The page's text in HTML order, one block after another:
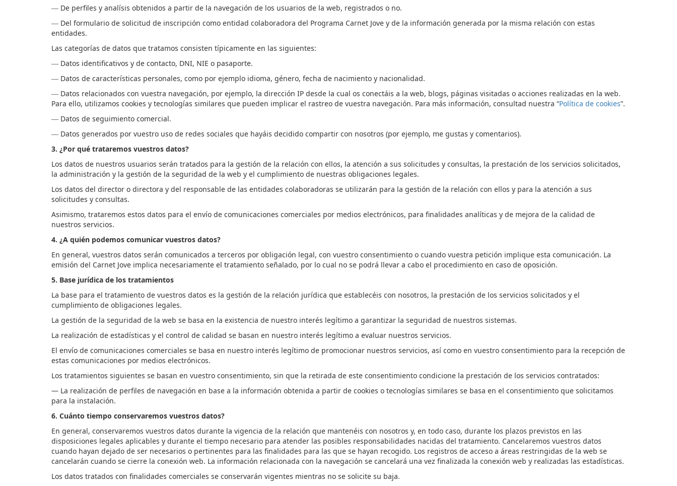
— De perfiles y analísis obtenidos a partir de la navegación de los usuarios de la web, registrados o no.
— Del formulario de solicitud de inscripción como entidad colaboradora del Programa Carnet Jove y de la información generada por la misma relación con estas
entidades.
Las categorías de datos que tratamos consisten típicamente en las siguientes:
— Datos identificativos y de contacto, DNI, NIE o pasaporte.
— Datos de características personales, como por ejemplo idioma, género, fecha de nacimiento y nacionalidad.
— Datos relacionados con vuestra navegación, por ejemplo, la dirección IP desde la cual os conectáis a la web, blogs, páginas visitadas o acciones realizadas en la web.
Para ello, utilizamos cookies y tecnologías similares que pueden implicar el rastreo de vuestra navegación. Para más información, consultad nuestra “Política de cookies”.
— Datos de seguimiento comercial.
— Datos generados por vuestro uso de redes sociales que hayáis decidido compartir con nosotros (por ejemplo, me gustas y comentarios).
3. ¿Por qué trataremos vuestros datos?
Los datos de nuestros usuarios serán tratados para la gestión de la relación con ellos, la atención a sus solicitudes y consultas, la prestación de los servicios solicitados,
la administración y la gestión de la seguridad de la web y el cumplimiento de nuestras obligaciones legales.
Los datos del director o directora y del responsable de las entidades colaboradoras se utilizarán para la gestión de la relación con ellos y para la atención a sus
solicitudes y consultas.
Asimismo, trataremos estos datos para el envío de comunicaciones comerciales por medios electrónicos, para finalidades analíticas y de mejora de la calidad de
nuestros servicios.
4. ¿A quién podemos comunicar vuestros datos?
En general, vuestros datos serán comunicados a terceros por obligación legal, con vuestro consentimiento o cuando vuestra petición implique esta comunicación. La
emisión del Carnet Jove implica necesariamente el tratamiento señalado, por lo cual no se podrá llevar a cabo el procedimiento en caso de oposición.
5. Base jurídica de los tratamientos
La base para el tratamiento de vuestros datos es la gestión de la relación jurídica que establecéis con nosotros, la prestación de los servicios solicitados y el
cumplimiento de obligaciones legales.
La gestión de la seguridad de la web se basa en la existencia de nuestro interés legítimo a garantizar la seguridad de nuestros sistemas.
La realización de estadísticas y el control de calidad se basan en nuestro interés legítimo a evaluar nuestros servicios.
El envío de comunicaciones comerciales se basa en nuestro interés legítimo de promocionar nuestros servicios, así como en vuestro consentimiento para la recepción de
estas comunicaciones por medios electrónicos.
Los tratamientos siguientes se basan en vuestro consentimiento, sin que la retirada de este consentimiento condicione la prestación de los servicios contratados:
— La realización de perfiles de navegación en base a la información obtenida a partir de cookies o tecnologías similares se basa en el consentimiento que solicitamos
para la instalación.
6. Cuánto tiempo conservaremos vuestros datos?
En general, conservaremos vuestros datos durante la vigencia de la relación que mantenéis con nosotros y, en todo caso, durante los plazos previstos en las
disposiciones legales aplicables y durante el tiempo necesario para atender las posibles responsabilidades nacidas del tratamiento. Cancelaremos vuestros datos
cuando hayan dejado de ser necesarios o pertinentes para las finalidades para las que se hayan recogido. Los registros de acceso a áreas restringidas de la web se
cancelarán cuando se cierre la conexión web. La información relacionada con la navegación se cancelará una vez finalizada la conexión web y realizadas las estadísticas.
Los datos tratados con finalidades comerciales se conservarán vigentes mientras no se solicite su baja.